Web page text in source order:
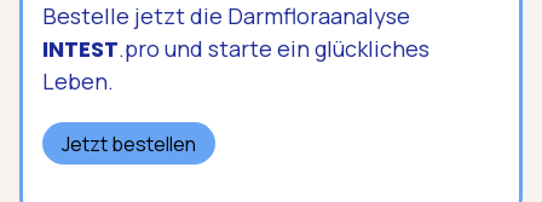
Bestelle jetzt die Darmfloraanalyse
INTEST.pro und starte ein glückliches
Leben.
Jetzt bestellen